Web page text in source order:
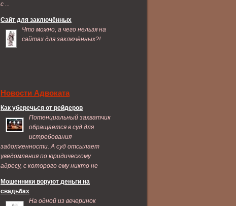
с ...
Сайт для заключённых
Что можно, а чего нельзя на
сайтах для заключённых?!
Новости Адвоката
Как уберечься от рейдеров
Потенциальный захватчик
обращается в суд для
истребования
задолженности. А суд отсылает
уведомления по юридическому
адресу, с которого ему никто не
Мошенники воруют деньги на
свадьбах
На одной из вечеринок